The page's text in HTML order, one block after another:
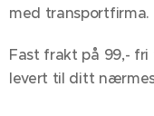
med transportfirma.
Fast frakt på 99,- fri
levert til ditt